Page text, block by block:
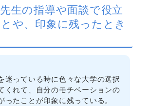
生の指導や面談で役立
や、印象に残ったとき
迷っている時に色々な大学の選択
くれて、自分のモチベーションの
ったことが印象に残っている。